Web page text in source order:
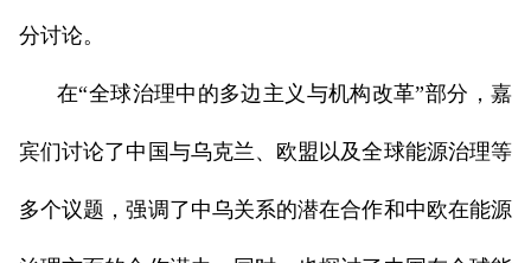
分讨论。
在“全球治理中的多边主义与机构改革”部分，嘉
宾们讨论了中国与乌克兰、欧盟以及全球能源治理等
多个议题，强调了中乌关系的潜在合作和中欧在能源